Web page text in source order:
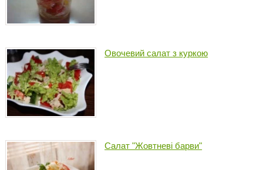
Овочевий салат з куркою
Салат "Жовтневі барви"